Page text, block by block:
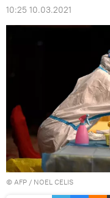
10:25 10.03.2021
© AFP / NOEL CELIS